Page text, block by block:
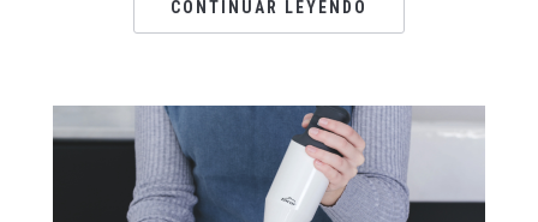
CONTINUAR LEYENDO